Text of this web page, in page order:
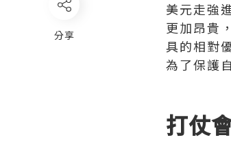
美元走強
更加昂貴
具的相對
為了保護
打仗
分享